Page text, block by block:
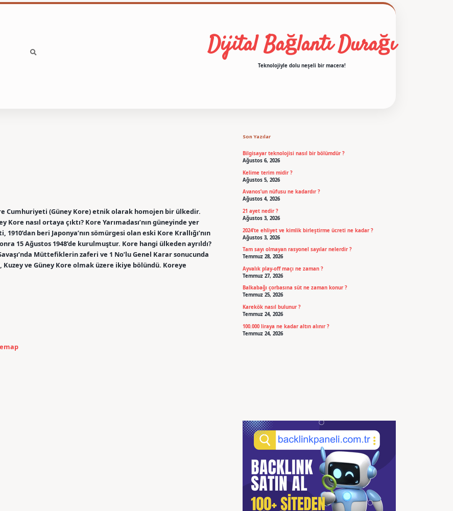
Dijital Bağlantı Durağı
Teknolojiyle dolu neşeli bir macera!
Cumhuriyeti (Güney Kore) etnik olarak homojen bir ülkedir.
nasıl ortaya çıktı? Kore Yarımadası’nın güneyinde yer
beri Japonya’nın sömürgesi olan eski Kore Krallığı’nın
15 Ağustos 1948’de kurulmuştur. Kore hangi ülkeden ayrıldı?
Müttefiklerin zaferi ve 1 No’lu Genel Karar sonucunda
Kuzey ve Güney Kore olmak üzere ikiye bölündü. Koreye
Son Yazılar
Bilgisayar teknolojisi nasıl bir bölümdür ?
Ağustos 6, 2026
Kelime terim midir ?
Ağustos 5, 2026
Avanos’un nüfusu ne kadardır ?
Ağustos 4, 2026
21 ayet nedir ?
Ağustos 3, 2026
2024’te ehliyet ve kimlik birleştirme ücreti ne kadar ?
Ağustos 3, 2026
Tam sayı olmayan rasyonel sayılar nelerdir ?
Temmuz 28, 2026
Ayvalık play-off maçı ne zaman ?
Temmuz 27, 2026
Balkabağı çorbasına süt ne zaman konur ?
Temmuz 25, 2026
Karekök nasıl bulunur ?
Temmuz 24, 2026
100.000 liraya ne kadar altın alınır ?
Temmuz 24, 2026